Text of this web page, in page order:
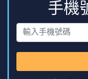
手機